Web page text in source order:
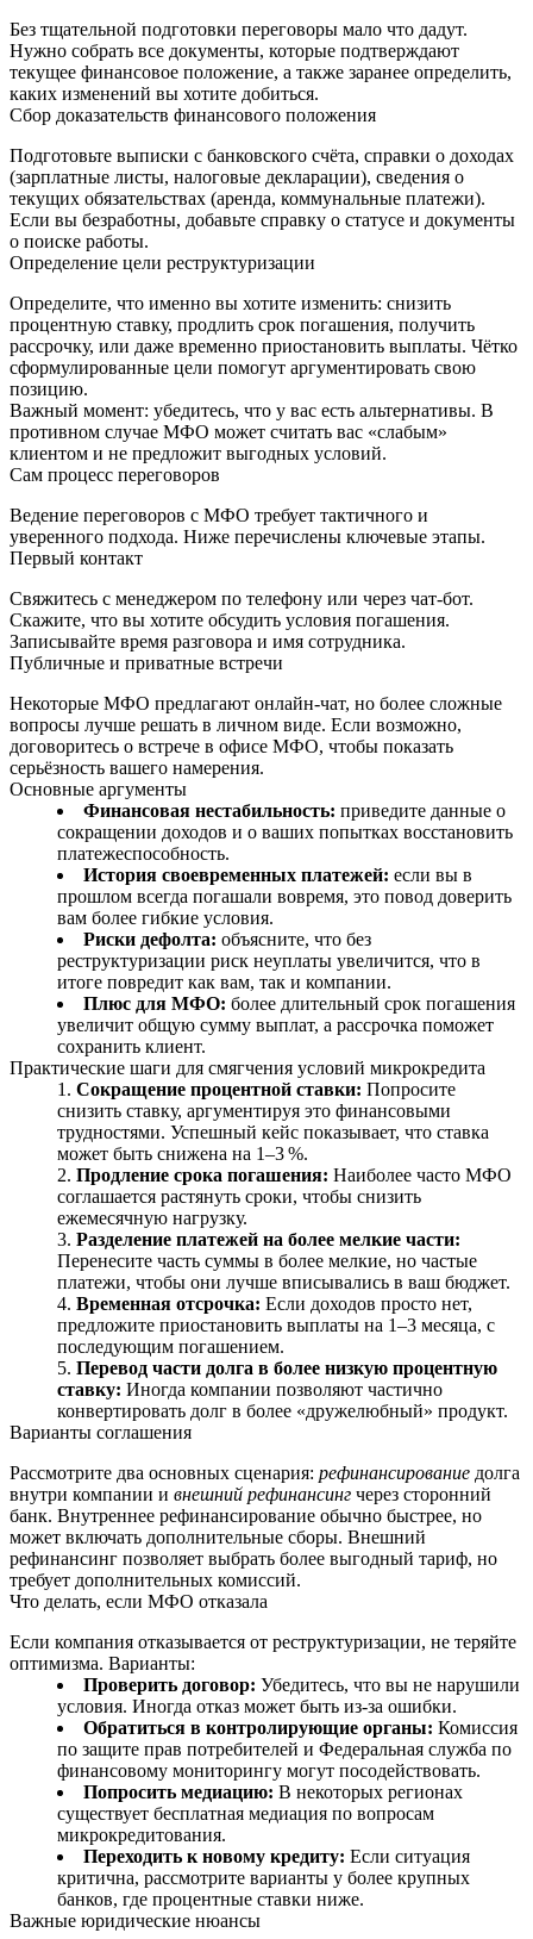
Без тщательной подготовки переговоры мало что дадут.
Нужно собрать все документы, которые подтверждают
текущее финансовое положение, а также заранее определить,
каких изменений вы хотите добиться.
Сбор доказательств финансового положения
Подготовьте выписки с банковского счёта, справки о доходах
(зарплатные листы, налоговые декларации), сведения о
текущих обязательствах (аренда, коммунальные платежи).
Если вы безработны, добавьте справку о статусе и документы
о поиске работы.
Определение цели реструктуризации
Определите, что именно вы хотите изменить: снизить
процентную ставку, продлить срок погашения, получить
рассрочку, или даже временно приостановить выплаты. Чётко
сформулированные цели помогут аргументировать свою
позицию.
Важный момент: убедитесь, что у вас есть альтернативы. В
противном случае МФО может считать вас «слабым»
клиентом и не предложит выгодных условий.
Сам процесс переговоров
Ведение переговоров с МФО требует тактичного и
уверенного подхода. Ниже перечислены ключевые этапы.
Первый контакт
Свяжитесь с менеджером по телефону или через чат-бот.
Скажите, что вы хотите обсудить условия погашения.
Записывайте время разговора и имя сотрудника.
Публичные и приватные встречи
Некоторые МФО предлагают онлайн-чат, но более сложные
вопросы лучше решать в личном виде. Если возможно,
договоритесь о встрече в офисе МФО, чтобы показать
серьёзность вашего намерения.
Основные аргументы
Финансовая нестабильность: приведите данные о
сокращении доходов и о ваших попытках восстановить
платежеспособность.
История своевременных платежей: если вы в
прошлом всегда погашали вовремя, это повод доверить
вам более гибкие условия.
Риски дефолта: объясните, что без
реструктуризации риск неуплаты увеличится, что в
итоге повредит как вам, так и компании.
Плюс для МФО: более длительный срок погашения
увеличит общую сумму выплат, а рассрочка поможет
сохранить клиент.
Практические шаги для смягчения условий микрокредита
Сокращение процентной ставки: Попросите
снизить ставку, аргументируя это финансовыми
трудностями. Успешный кейс показывает, что ставка
может быть снижена на 1–3 %.
Продление срока погашения: Наиболее часто МФО
соглашается растянуть сроки, чтобы снизить
ежемесячную нагрузку.
Разделение платежей на более мелкие части:
Перенесите часть суммы в более мелкие, но частые
платежи, чтобы они лучше вписывались в ваш бюджет.
Временная отсрочка: Если доходов просто нет,
предложите приостановить выплаты на 1–3 месяца, с
последующим погашением.
Перевод части долга в более низкую процентную
ставку: Иногда компании позволяют частично
конвертировать долг в более «дружелюбный» продукт.
Варианты соглашения
Рассмотрите два основных сценария: рефинансирование долга
внутри компании и внешний рефинансинг через сторонний
банк. Внутреннее рефинансирование обычно быстрее, но
может включать дополнительные сборы. Внешний
рефинансинг позволяет выбрать более выгодный тариф, но
требует дополнительных комиссий.
Что делать, если МФО отказала
Если компания отказывается от реструктуризации, не теряйте
оптимизма. Варианты:
Проверить договор: Убедитесь, что вы не нарушили
условия. Иногда отказ может быть из‑за ошибки.
Обратиться в контролирующие органы: Комиссия
по защите прав потребителей и Федеральная служба по
финансовому мониторингу могут посодействовать.
Попросить медиацию: В некоторых регионах
существует бесплатная медиация по вопросам
микрокредитования.
Переходить к новому кредиту: Если ситуация
критична, рассмотрите варианты у более крупных
банков, где процентные ставки ниже.
Важные юридические нюансы